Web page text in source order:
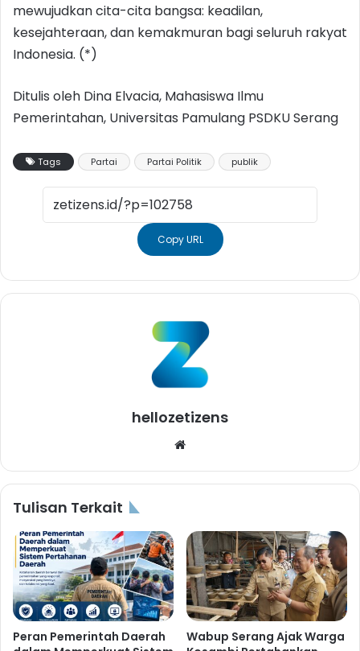
mewujudkan cita-cita bangsa: keadilan,
kesejahteraan, dan kemakmuran bagi seluruh rakyat
Indonesia. (*)
Ditulis oleh Dina Elvacia, Mahasiswa Ilmu
Pemerintahan, Universitas Pamulang PSDKU Serang
Tags Partai Partai Politik publik
Copy URL
hellozetizens
Tulisan Terkait
Peran Pemerintah Daerah
Wabup Serang Ajak Warga